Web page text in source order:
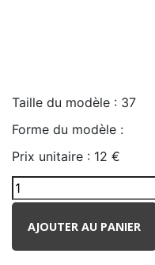
Taille du modèle : 37
Forme du modèle :
Prix unitaire : 12 €
AJOUTER AU PANIER